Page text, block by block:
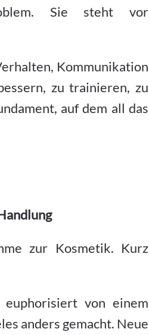
Sie steht vor
Kommunikation
zu trainieren, zu
auf dem all das
zur Kosmetik. Kurz
von einem
anders gemacht. Neue